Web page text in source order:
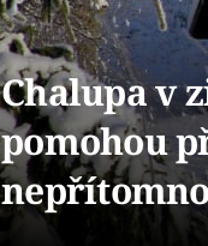
Chalupa v
pomohou